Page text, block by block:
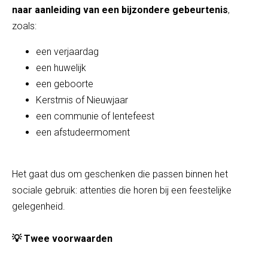
naar aanleiding van een bijzondere gebeurtenis,
zoals:
een verjaardag
een huwelijk
een geboorte
Kerstmis of Nieuwjaar
een communie of lentefeest
een afstudeermoment
Het gaat dus om geschenken die passen binnen het
sociale gebruik: attenties die horen bij een feestelijke
gelegenheid.
💡 Twee voorwaarden